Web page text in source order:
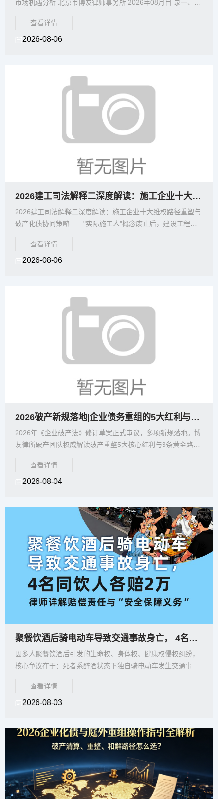
市场机遇分析 北京市博友律师事务所 2026年08月目 录一、报
查看详情
2026-08-06
2026建工司法解释二深度解读：施工企业十大维权路径重塑与破产化债协同策略
2026建工司法解释二深度解读：施工企业十大维权路径重塑与
破产化债协同策略——"实际施工人"概念废止后，建设工程欠
查看详情
2026-08-06
2026破产新规落地|企业债务重组的5大红利与3条黄金路径——博友律所权威解读
2026年《企业破产法》修订草案正式审议，多项新规落地。博
友律所破产团队权威解读破产重整5大核心红利与3条黄金路
择最优程序化解债务危机。
查看详情
2026-08-04
聚餐饮酒后骑电动车导致交通事故身亡， 4名同饮人各赔2万，律师详解赔偿责任与“安
因多人聚餐饮酒后引发的生命权、身体权、健康权侵权纠纷，
核心争议在于：死者系醉酒状态下独自骑电动车发生交通事故
查看详情
2026-08-03